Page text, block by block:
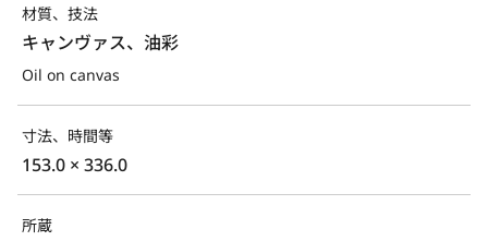
材質、技法
キャンヴァス、油彩
Oil on canvas
寸法、時間等
153.0 × 336.0
所蔵